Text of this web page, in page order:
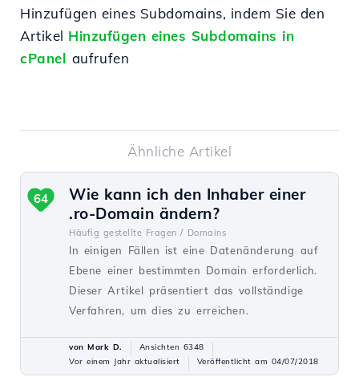
Hinzufügen eines Subdomains, indem Sie den
Artikel Hinzufügen eines Subdomains in
cPanel aufrufen
Ähnliche Artikel
Wie kann ich den Inhaber einer
.ro-Domain ändern?
Häufig gestellte Fragen / Domains
In einigen Fällen ist eine Datenänderung auf
Ebene einer bestimmten Domain erforderlich.
Dieser Artikel präsentiert das vollständige
Verfahren, um dies zu erreichen.
64
von Mark D.
Ansichten 6348
Vor einem Jahr aktualisiert
Veröffentlicht am 04/07/2018